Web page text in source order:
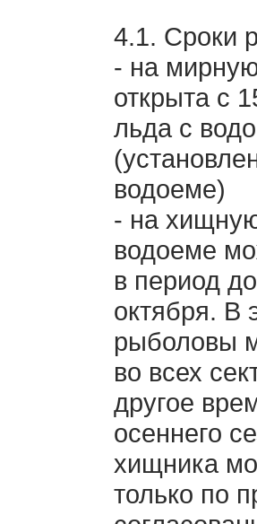
4.1. Сроки
- на
открыта с
льда с
водоеме)
- на
водоеме
в период
октября. В
рыболовы
во всех
другое
осеннего
хищника
только по